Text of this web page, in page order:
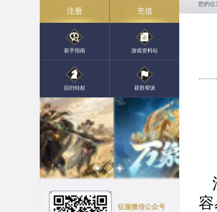
注册 充值
新手指南 游戏资料站
回归特权 获胜帮派
征服微信公众号
您的位